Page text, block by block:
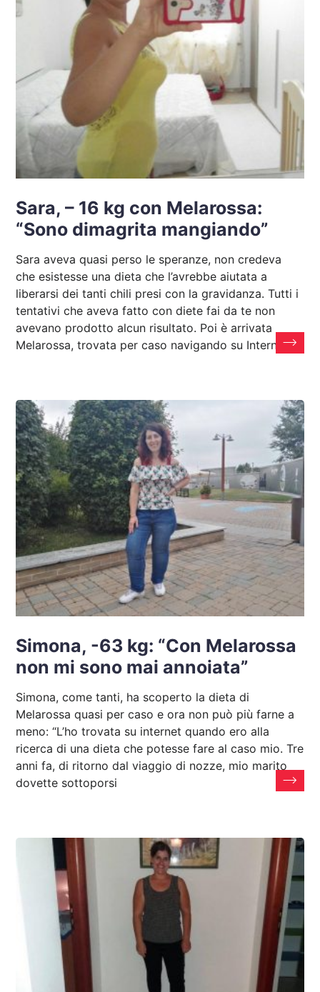
Sara, – 16 kg con Melarossa:
“Sono dimagrita mangiando”
Sara aveva quasi perso le speranze, non credeva
che esistesse una dieta che l’avrebbe aiutata a
liberarsi dei tanti chili presi con la gravidanza. Tutti i
tentativi che aveva fatto con diete fai da te non
avevano prodotto alcun risultato. Poi è arrivata
Melarossa, trovata per caso navigando su Internet:
Simona, -63 kg: “Con Melarossa
non mi sono mai annoiata”
Simona, come tanti, ha scoperto la dieta di
Melarossa quasi per caso e ora non può più farne a
meno: “L’ho trovata su internet quando ero alla
ricerca di una dieta che potesse fare al caso mio. Tre
anni fa, di ritorno dal viaggio di nozze, mio marito
dovette sottoporsi